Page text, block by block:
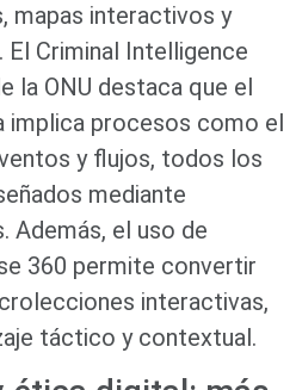
mapas interactivos y
Criminal Intelligence
la ONU destaca que el
implica procesos como el
y flujos, todos los
mediante
Además, el uso de
360 permite convertir
interactivas,
táctico y contextual.